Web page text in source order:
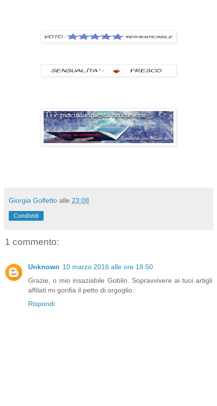
Giorgia Golfetto alle 23:08
Condividi
1 commento:
Unknown 10 marzo 2016 alle ore 18:50
Grazie, o mio insaziabile Goblin. Sopravvivere ai tuoi artigli
affilati mi gonfia il petto di orgoglio.
Rispondi